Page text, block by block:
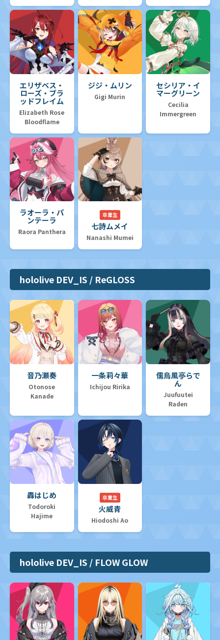
エリザベス・
ローズ・ブラ
ッドフレイム
Elizabeth Rose
Bloodflame
ジジ・ムリン
Gigi Murin
セシリア・イ
マーグリーン
Cecilia
Immergreen
ラオーラ・パ
ンテーラ
Raora Panthera
卒業生
七詩ムメイ
Nanashi Mumei
hololive DEV_IS / ReGLOSS
音乃瀬奏
Otonose
Kanade
一条莉々華
Ichijou Ririka
儒烏風亭らで
ん
Juufuutei
Raden
轟はじめ
Todoroki
Hajime
卒業生
火威青
Hiodoshi Ao
hololive DEV_IS / FLOW GLOW